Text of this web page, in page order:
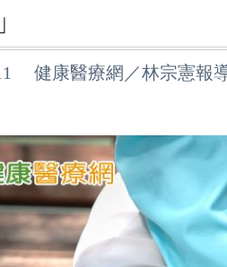
健康醫療網／林宗憲報